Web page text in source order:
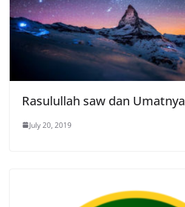
Rasulullah saw dan Umatnya
July 20, 2019